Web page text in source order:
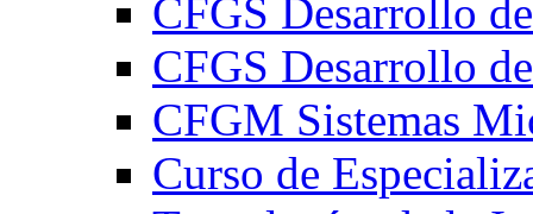
CFGS Desarrollo
CFGS Desarrollo
CFGM Sistemas
Curso de